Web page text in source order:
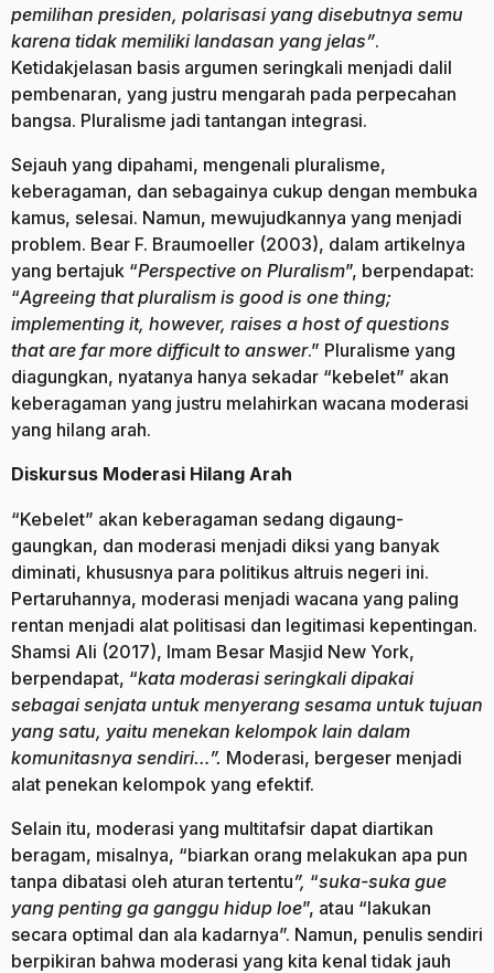
pemilihan presiden, polarisasi yang disebutnya semu
karena tidak memiliki landasan yang jelas”.
Ketidakjelasan basis argumen seringkali menjadi dalil
pembenaran, yang justru mengarah pada perpecahan
bangsa. Pluralisme jadi tantangan integrasi.
Sejauh yang dipahami, mengenali pluralisme,
keberagaman, dan sebagainya cukup dengan membuka
kamus, selesai. Namun, mewujudkannya yang menjadi
problem. Bear F. Braumoeller (2003), dalam artikelnya
yang bertajuk “Perspective on Pluralism”, berpendapat:
“Agreeing that pluralism is good is one thing;
implementing it, however, raises a host of questions
that are far more difficult to answer.” Pluralisme yang
diagungkan, nyatanya hanya sekadar “kebelet” akan
keberagaman yang justru melahirkan wacana moderasi
yang hilang arah.
Diskursus Moderasi Hilang Arah
“Kebelet” akan keberagaman sedang digaung-
gaungkan, dan moderasi menjadi diksi yang banyak
diminati, khususnya para politikus altruis negeri ini.
Pertaruhannya, moderasi menjadi wacana yang paling
rentan menjadi alat politisasi dan legitimasi kepentingan.
Shamsi Ali (2017), Imam Besar Masjid New York,
berpendapat, “kata moderasi seringkali dipakai
sebagai senjata untuk menyerang sesama untuk tujuan
yang satu, yaitu menekan kelompok lain dalam
komunitasnya sendiri…”. Moderasi, bergeser menjadi
alat penekan kelompok yang efektif.
Selain itu, moderasi yang multitafsir dapat diartikan
beragam, misalnya, “biarkan orang melakukan apa pun
tanpa dibatasi oleh aturan tertentu”, “suka-suka gue
yang penting ga ganggu hidup loe”, atau “lakukan
secara optimal dan ala kadarnya”. Namun, penulis sendiri
berpikiran bahwa moderasi yang kita kenal tidak jauh